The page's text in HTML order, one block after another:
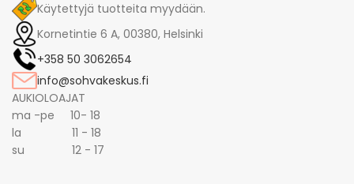
Käytettyjä tuotteita myydään.
Kornetintie 6 A, 00380, Helsinki
+358 50 3062654
info@sohvakeskus.fi
AUKIOLOAJAT
ma -pe 10- 18
la 11 - 18
su 12 - 17